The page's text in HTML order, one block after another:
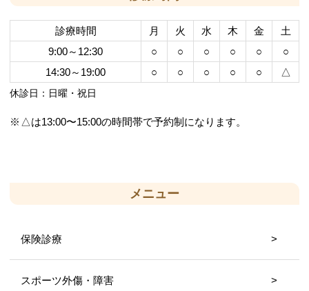
診療時間 月 火 水 木 金
土
9:00～12:30
○ ○ ○ ○ ○
○
14:30～19:00
○ ○ ○ ○ ○ △
休診日：日曜・祝日
△は13:00〜15:00の時間帯で予約制になります。
メニュー
保険診療
スポーツ外傷・障害